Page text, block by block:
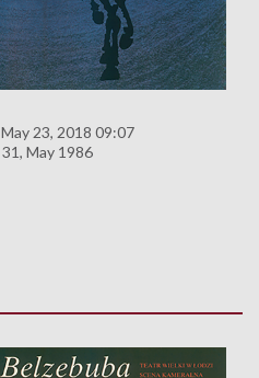
May 23, 2018 09:07
31, May 1986